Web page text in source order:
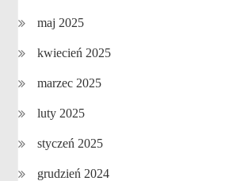
maj 2025
kwiecień 2025
marzec 2025
luty 2025
styczeń 2025
grudzień 2024